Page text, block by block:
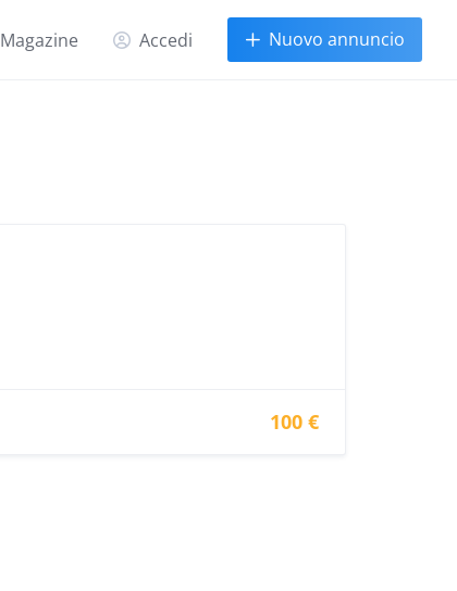
Magazine Accedi Nuovo annuncio
100 €